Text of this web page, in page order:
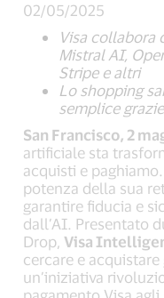
02/05/2025
Visa collabora
Mistral AI,
Stripe e altri
Lo shopping
semplice
San Francisco, 2
artificiale sta
acquisti e
potenza della sua
garantire fiducia e
dall’AI. Presentato
Drop,Visa
cercare e
un’iniziativa
pagamento Visa